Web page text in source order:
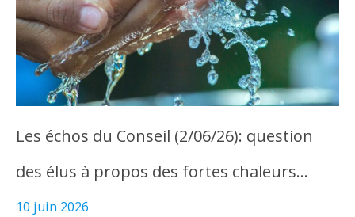
Les échos du Conseil (2/06/26): question
des élus à propos des fortes chaleurs…
10 juin 2026